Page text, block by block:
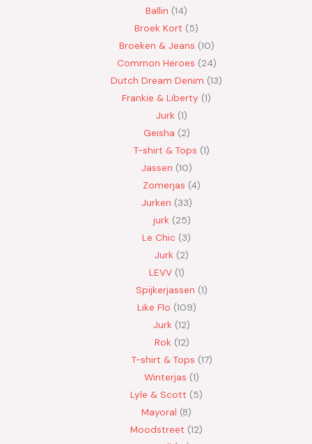
Ballin 14
Broek Kort 5
Broeken & Jeans 10
Common Heroes 24
Dutch Dream Denim 13
Frankie & Liberty 1
Jurk 1
Geisha 2
T-shirt & Tops 1
Jassen 10
Zomerjas 4
Jurken 33
jurk 25
Le Chic 3
Jurk 2
LEVV 1
Spijkerjassen 1
Like Flo 109
Jurk 12
Rok 12
T-shirt & Tops 17
Winterjas 1
Lyle & Scott 5
Mayoral 8
Moodstreet 12